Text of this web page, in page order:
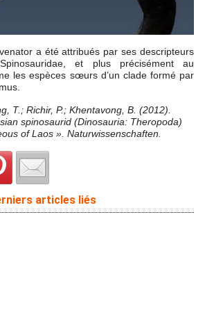
a été attribués par ses descripteurs
et plus précisément au
les espèces sœurs d’un clade formé par
T.; Richir, P.; Khentavong, B. (2012).
spinosaurid (Dinosauria: Theropoda)
of Laos ». Naturwissenschaften.
articles liés